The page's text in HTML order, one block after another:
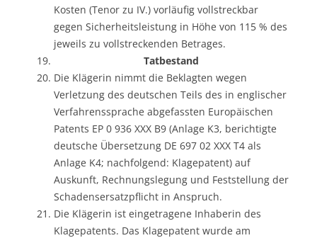
Kosten (Tenor zu IV.) vorläufig vollstreckbar
gegen Sicherheitsleistung in Höhe von 115 % des
jeweils zu vollstreckenden Betrages.
Tatbestand
Die Klägerin nimmt die Beklagten wegen
Verletzung des deutschen Teils des in englischer
Verfahrenssprache abgefassten Europäischen
Patents EP 0 936 XXX B9 (Anlage K3, berichtigte
deutsche Übersetzung DE 697 02 XXX T4 als
Anlage K4; nachfolgend: Klagepatent) auf
Auskunft, Rechnungslegung und Feststellung der
Schadensersatzpflicht in Anspruch.
Die Klägerin ist eingetragene Inhaberin des
Klagepatents. Das Klagepatent wurde am